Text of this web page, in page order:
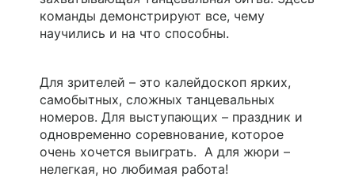
команды демонстрируют все, чему
научились и на что способны.
Для зрителей – это калейдоскоп ярких,
самобытных, сложных танцевальных
номеров. Для выступающих – праздник и
одновременно соревнование, которое
очень хочется выиграть. А для жюри –
нелегкая, но любимая работа!